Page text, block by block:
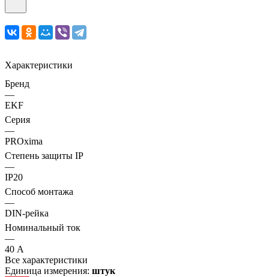
Характеристики
Бренд
—
EKF
Серия
—
PROxima
Степень защиты IP
—
IP20
Способ монтажа
—
DIN-рейка
Номинальный ток
—
40 А
Все характеристики
Единица измерения: штук